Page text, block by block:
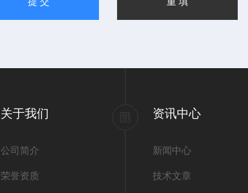
关于我们
公司简介
荣誉资质
资讯中心
新闻中心
技术文章